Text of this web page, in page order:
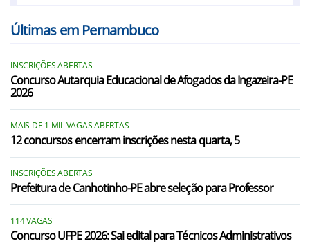
Caturité/PB
Gado Bravo/PB
Riacho de Santo Antônio/PB
Santa Cecília/PB
São Domingos do Cariri/PB
Umbuzeiro/PB
Bezerros/PE
Últimas em Pernambuco
INSCRIÇÕES ABERTAS
Concurso Autarquia Educacional de Afogados da Ingazeira-PE
2026
MAIS DE 1 MIL VAGAS ABERTAS
12 concursos encerram inscrições nesta quarta, 5
INSCRIÇÕES ABERTAS
Prefeitura de Canhotinho-PE abre seleção para Professor
114 VAGAS
Concurso UFPE 2026: Sai edital para Técnicos Administrativos